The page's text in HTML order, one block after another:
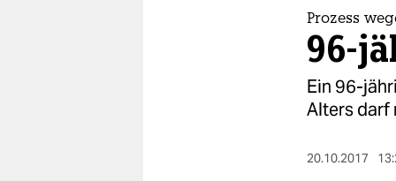
Prozess
96-
Ein 96-
Alters darf
20.10.2017